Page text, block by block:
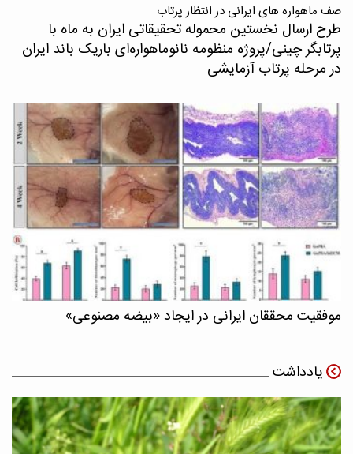
صف ماهواره های ایرانی در انتظار پرتاب
طرح ارسال نخستین محموله تحقیقاتی ایران به ماه با
پرتابگر چینی/پروژه منظومه نانوماهواره‌ای باریک باند ایران
در مرحله پرتاب آزمایشی
موفقیت محققان ایرانی در ایجاد «بیضه مصنوعی»
یادداشت